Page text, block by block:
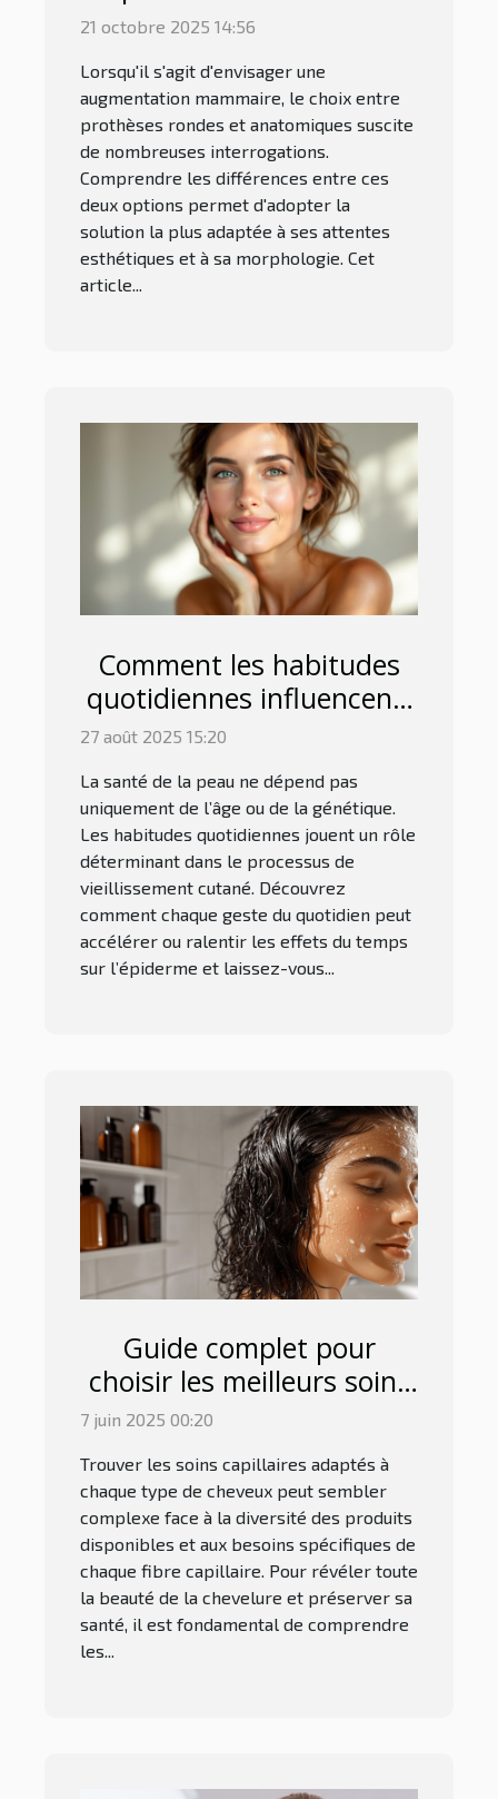
anatomiques ?
21 octobre 2025 14:56
Lorsqu'il s'agit d'envisager une
augmentation mammaire, le choix entre
prothèses rondes et anatomiques suscite
de nombreuses interrogations.
Comprendre les différences entre ces
deux options permet d'adopter la
solution la plus adaptée à ses attentes
esthétiques et à sa morphologie. Cet
article...
Comment les habitudes
quotidiennes influencent-
elles le vieillissement de la
peau ?
27 août 2025 15:20
La santé de la peau ne dépend pas
uniquement de l’âge ou de la génétique.
Les habitudes quotidiennes jouent un rôle
déterminant dans le processus de
vieillissement cutané. Découvrez
comment chaque geste du quotidien peut
accélérer ou ralentir les effets du temps
sur l’épiderme et laissez-vous...
Guide complet pour
choisir les meilleurs soins
capillaires adaptés à
chaque type de cheveux
7 juin 2025 00:20
Trouver les soins capillaires adaptés à
chaque type de cheveux peut sembler
complexe face à la diversité des produits
disponibles et aux besoins spécifiques de
chaque fibre capillaire. Pour révéler toute
la beauté de la chevelure et préserver sa
santé, il est fondamental de comprendre
les...